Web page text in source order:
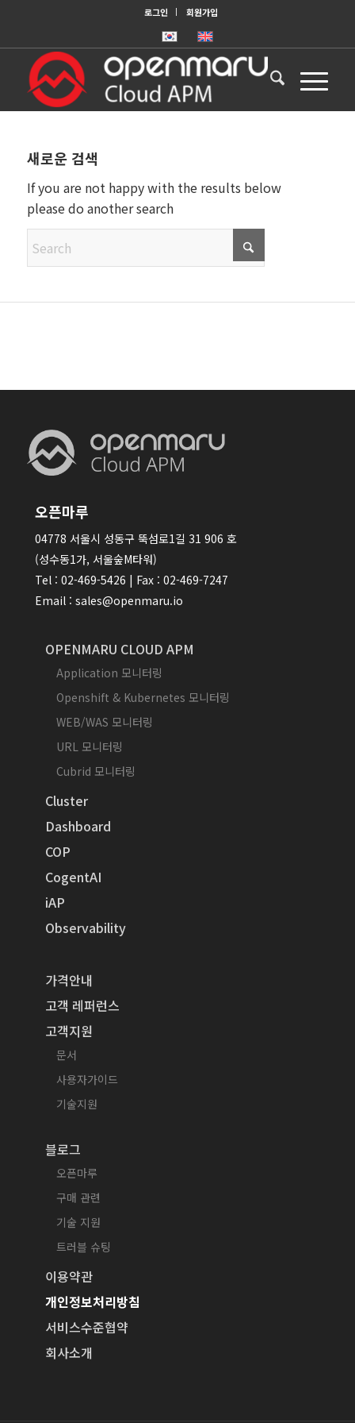
로그인 회원가입
새로운 검색
If you are not happy with the results below
please do another search
오픈마루
04778 서울시 성동구 뚝섬로1길 31 906 호
(성수동1가, 서울숲M타워)
Tel : 02-469-5426 | Fax : 02-469-7247
Email : sales@openmaru.io
OPENMARU CLOUD APM
Application 모니터링
Openshift & Kubernetes 모니터링
WEB/WAS 모니터링
URL 모니터링
Cubrid 모니터링
Cluster
Dashboard
COP
CogentAI
iAP
Observability
가격안내
고객 레퍼런스
고객지원
문서
사용자가이드
기술지원
블로그
오픈마루
구매 관련
기술 지원
트러블 슈팅
이용약관
개인정보처리방침
서비스수준협약
회사소개